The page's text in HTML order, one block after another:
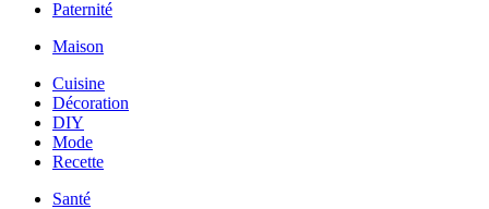
Paternité
Maison
Cuisine
Décoration
DIY
Mode
Recette
Santé